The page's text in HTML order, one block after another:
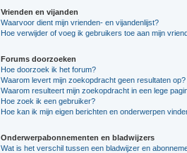
Vrienden en vijanden
Waarvoor dient mijn vrienden- en vijandenlijst?
Hoe verwijder of voeg ik gebruikers toe aan mijn
Forums doorzoeken
Hoe doorzoek ik het forum?
Waarom levert mijn zoekopdracht geen resultaten op?
Waarom resulteert mijn zoekopdracht in een lege
Hoe zoek ik een gebruiker?
Hoe kan ik mijn eigen berichten en onderwerpen
Onderwerpabonnementen en bladwijzers
Wat is het verschil tussen een bladwijzer en